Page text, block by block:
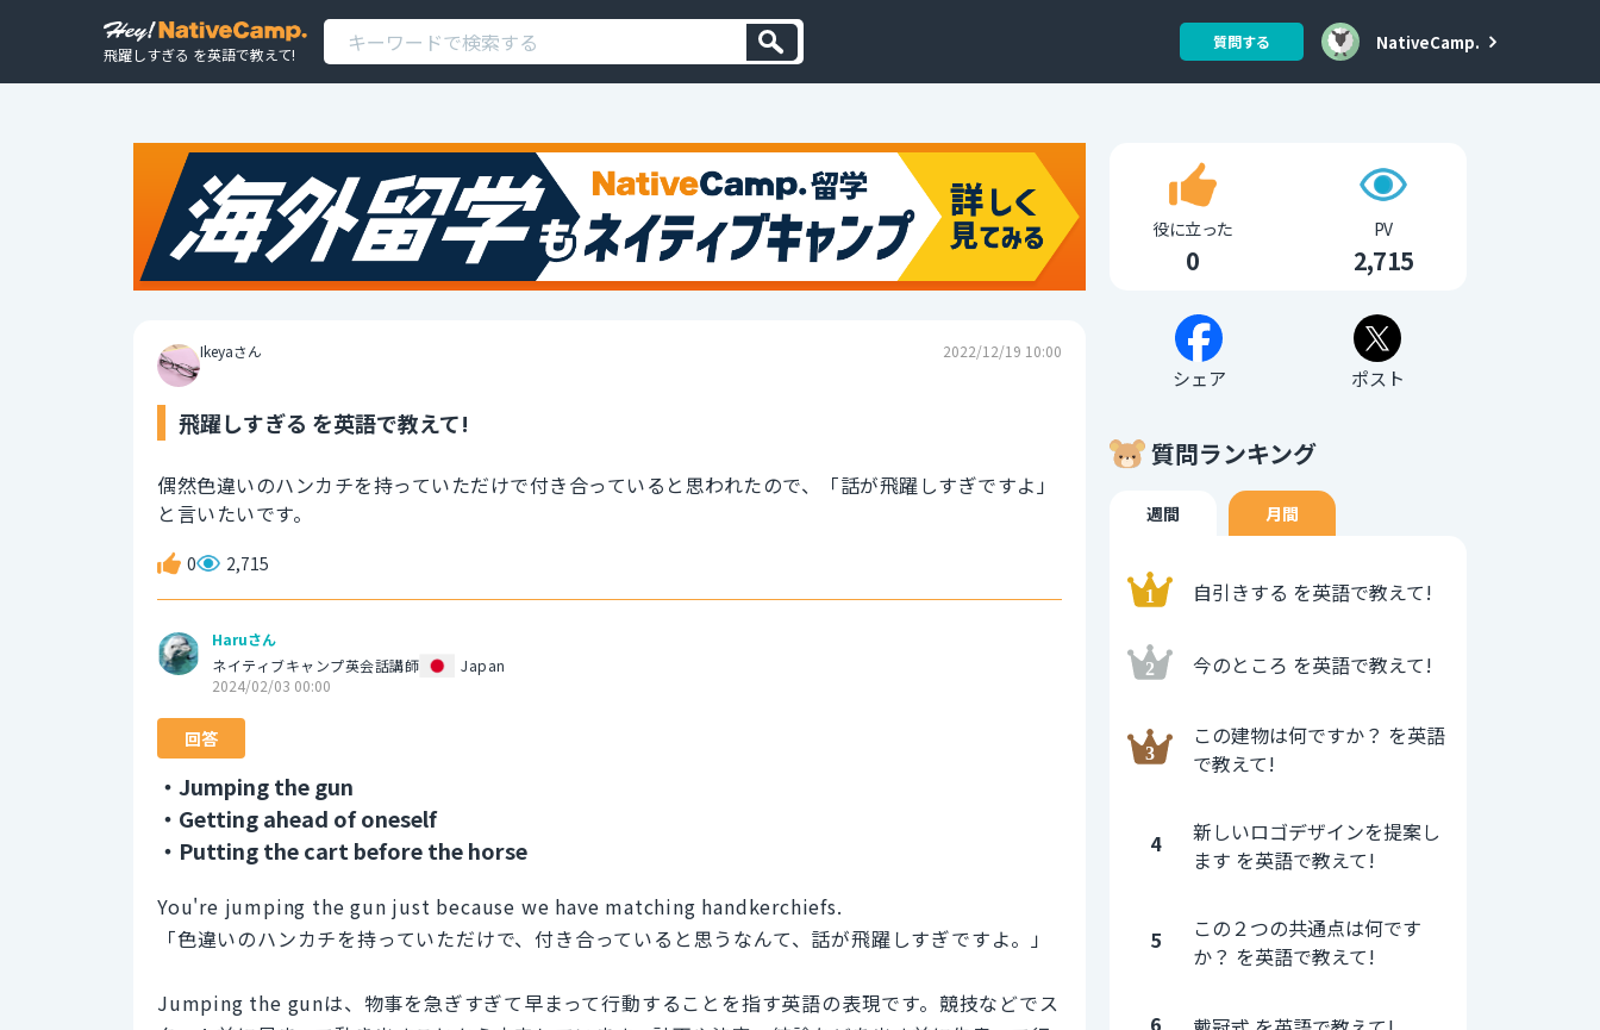
飛躍しすぎる を英語で教えて!
質問する NativeCamp.
Ikeyaさん 2022/12/19 10:00
飛躍しすぎる を英語で教えて!
偶然色違いのハンカチを持っていただけで付き合っていると思われたので、「話が飛躍しすぎですよ」
と言いたいです。
0 2,715
Haruさん
ネイティブキャンプ英会話講師
Japan
2024/02/03 00:00
回答
・Jumping the gun
・Getting ahead of oneself
・Putting the cart before the horse
You're jumping the gun just because we have matching handkerchiefs.
「色違いのハンカチを持っていただけで、付き合っていると思うなんて、話が飛躍しすぎですよ。」
Jumping the gunは、物事を急ぎすぎて早まって行動することを指す英語の表現です。競技などでス
役に立った
0
PV
2,715
シェア ポスト
質問ランキング
週間 月間
自引きする を英語で教えて!
今のところ を英語で教えて!
この建物は何ですか？ を英語
で教えて!
4
新しいロゴデザインを提案し
ます を英語で教えて!
5
この２つの共通点は何です
か？ を英語で教えて!
6